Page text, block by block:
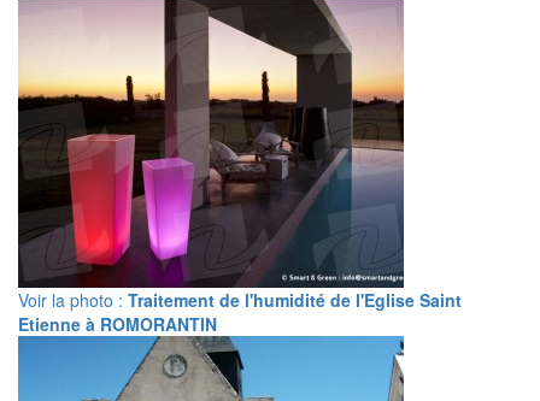
Voir la photo : Traitement de l'humidité de l'Eglise Saint
Etienne à ROMORANTIN